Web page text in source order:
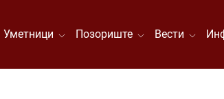
Уметници Позориште Вести